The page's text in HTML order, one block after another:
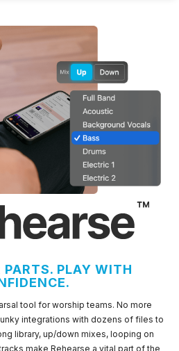
PARTS. PLAY WITH
tool for worship teams. No more
integrations with dozens of files to
library, up/down mixes, looping on
make Rehearse a vital part of the